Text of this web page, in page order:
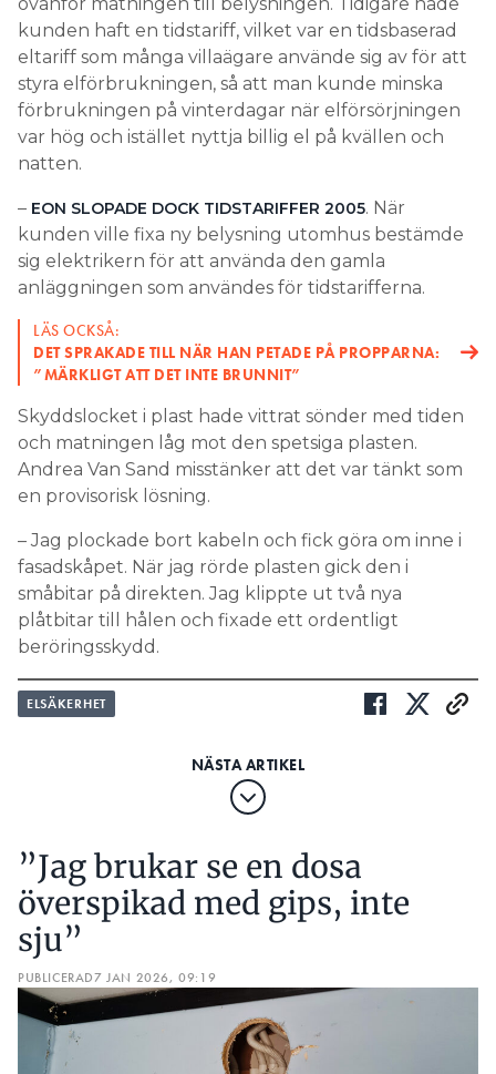
ovanför matningen till belysningen. Tidigare hade
kunden haft en tidstariff, vilket var en tidsbaserad
eltariff som många villaägare använde sig av för att
styra elförbrukningen, så att man kunde minska
förbrukningen på vinterdagar när elförsörjningen
var hög och istället nyttja billig el på kvällen och
natten.
– EON SLOPADE DOCK TIDSTARIFFER 2005. När
kunden ville fixa ny belysning utomhus bestämde
sig elektrikern för att använda den gamla
anläggningen som användes för tidstarifferna.
LÄS OCKSÅ:
DET SPRAKADE TILL NÄR HAN PETADE PÅ PROPPARNA:
”MÄRKLIGT ATT DET INTE BRUNNIT”
Skyddslocket i plast hade vittrat sönder med tiden
och matningen låg mot den spetsiga plasten.
Andrea Van Sand misstänker att det var tänkt som
en provisorisk lösning.
– Jag plockade bort kabeln och fick göra om inne i
fasadskåpet. När jag rörde plasten gick den i
småbitar på direkten. Jag klippte ut två nya
plåtbitar till hålen och fixade ett ordentligt
beröringsskydd.
ELSÄKERHET
”Jag brukar se en dosa
överspikad med gips, inte
sju”
PUBLICERAD7 JAN 2026, 09:19